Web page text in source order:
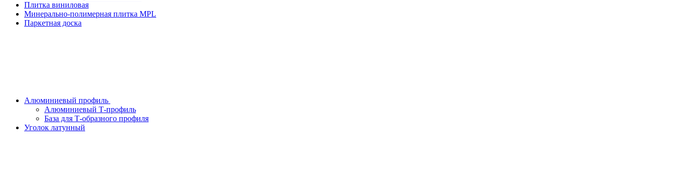
Плитка виниловая
Минерально-полимерная плитка MPL
Паркетная доска
Алюминиевый профиль
Алюминиевый Т-профиль
База для Т-образного профиля
Уголок латунный